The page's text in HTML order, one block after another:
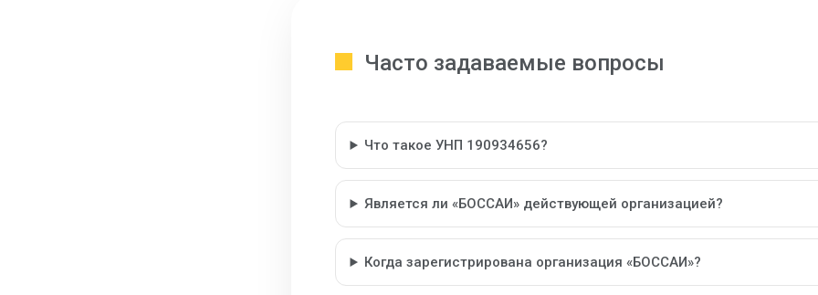
Часто задаваемые вопросы
Что такое УНП 190934656?
Является ли «БОССАИ» действующей организацией?
Когда зарегистрирована организация «БОССАИ»?